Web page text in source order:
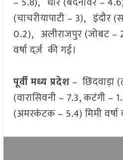
(चाचरीयापाटी – 3), इंदौर
0.2), अलीराजपुर (जोबट – 2,
वर्षा दर्ज़ की गई।
पूर्वी मध्य प्रदेश– छिंदवाड़ा
(वारासिवनी – 7.3, कटंगी
(अमरकंटक – 5.4) मिमी वर्षा